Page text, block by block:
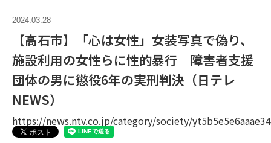
2024.03.28
【高石市】「心は女性」女装写真で偽り、
施設利用の女性らに性的暴行 障害者支援
団体の男に懲役6年の実刑判決（日テレ
NEWS）
https://news.ntv.co.jp/category/society/